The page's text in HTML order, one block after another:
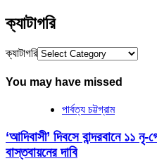
ক্যাটাগরি
ক্যাটাগরি
You may have missed
পার্বত্য চট্টগ্রাম
‘আদিবাসী’ দিবসে বান্দরবানে ১১
বাস্তবায়নের দাবি